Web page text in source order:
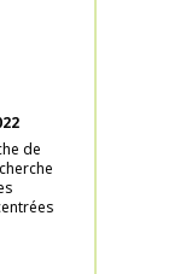
de